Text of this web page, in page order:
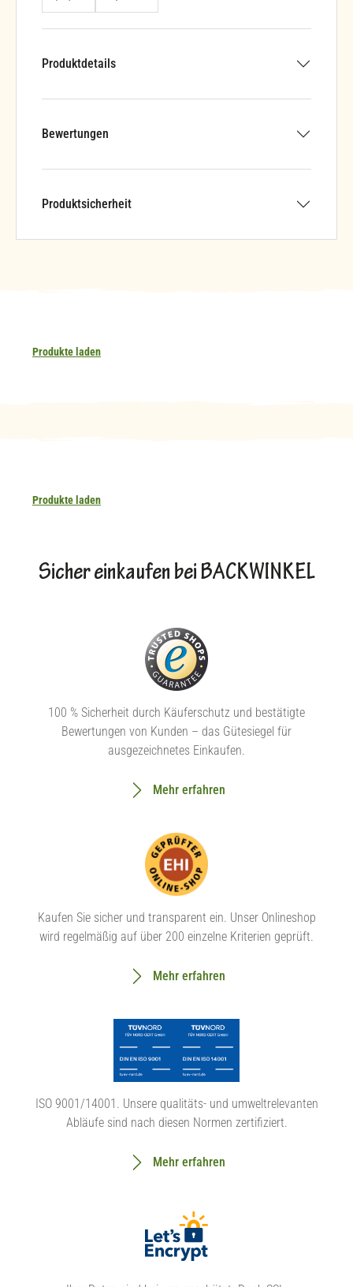
Produktdetails
Bewertungen
Produktsicherheit
Produkte laden
Produkte laden
Sicher einkaufen bei BACKWINKEL
100 % Sicherheit durch Käuferschutz und bestätigte
Bewertungen von Kunden – das Gütesiegel für
ausgezeichnetes Einkaufen.
Mehr erfahren
Kaufen Sie sicher und transparent ein. Unser Onlineshop
wird regelmäßig auf über 200 einzelne Kriterien geprüft.
Mehr erfahren
ISO 9001/14001. Unsere qualitäts- und umweltrelevanten
Abläufe sind nach diesen Normen zertifiziert.
Mehr erfahren